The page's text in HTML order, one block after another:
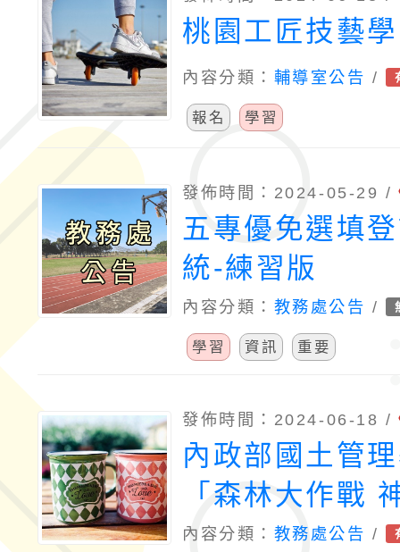
桃園工匠技藝
內容分類： 輔導室公告 /
報名 學習
發佈時間：2024-05-29 /
五專優免選填
統-練習版
內容分類： 教務處公告 /
學習 資訊 重要
發佈時間：2024-06-18 /
內政部國土管
「森林大作戰
道」桌遊課程
內容分類： 教務處公告 /